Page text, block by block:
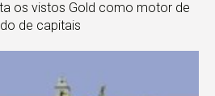
os vistos Gold como motor de
de capitais